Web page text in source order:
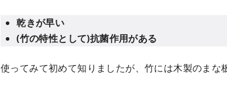
乾きが早い
(竹の特性として)抗菌作用がある
使ってみて初めて知りましたが、竹には木製のまな